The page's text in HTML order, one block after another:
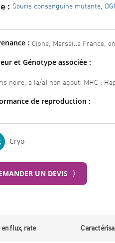
: Souris consanguine mutante,
: Ciphe, Marseille France,
et Génotype associée :
noire, a (a/a) non agouti MHC :
de reproduction :
Cryo
UN DEVIS 〉
flux, rate